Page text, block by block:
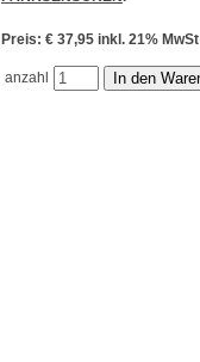
Preis: € 37,95 inkl. 21%
anzahl